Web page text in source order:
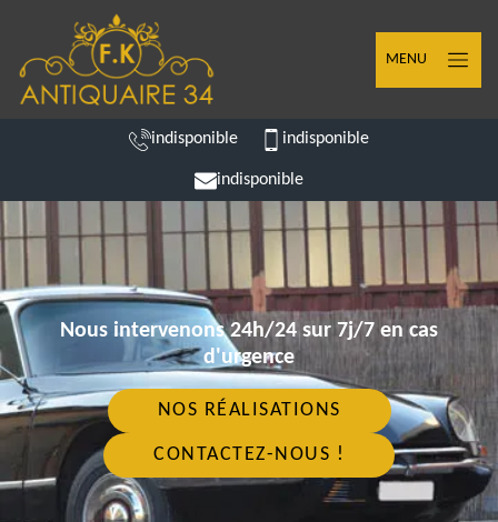
MENU
indisponible indisponible
indisponible
Nous intervenons 24h/24 sur 7j/7 en cas
d'urgence
NOS RÉALISATIONS
CONTACTEZ-NOUS !